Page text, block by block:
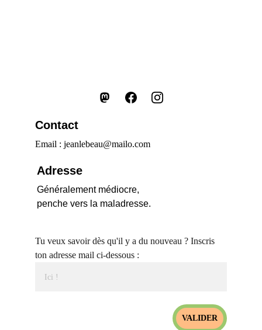
Adresse
Généralement médiocre,
penche vers la maladresse.
Contact
Email : jeanlebeau@mailo.com
Tu veux savoir dès qu'il y a du nouveau ? Inscris
ton adresse mail ci-dessous :
VALIDER